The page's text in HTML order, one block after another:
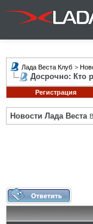
Лада Веста Клуб >
Досрочно: Кто
Регистрация
Новости Лада Веста